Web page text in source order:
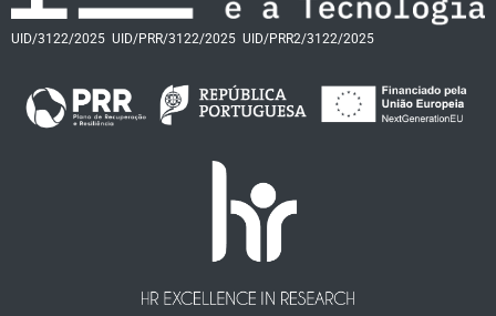
UID/3122/2025 UID/PRR/3122/2025 UID/PRR2/3122/2025